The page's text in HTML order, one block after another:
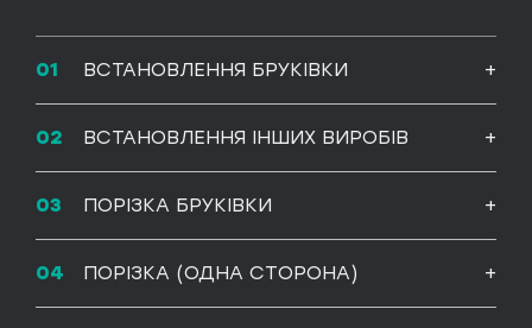
Укладання бруківки
ВСТАНОВЛЕННЯ БРУКІВКИ
ВСТАНОВЛЕННЯ ІНШИХ ВИРОБІВ
ПОРІЗКА БРУКІВКИ
ПОРІЗКА (ОДНА СТОРОНА)